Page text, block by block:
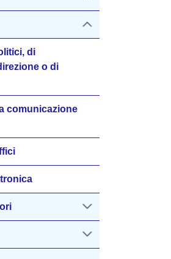
di
o di
comunicazione